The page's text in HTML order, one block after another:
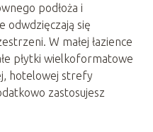
podłoża i
odwdzięczają się
W małej łazience
płytki wielkoformatowe
hotelowej strefy
zastosujesz